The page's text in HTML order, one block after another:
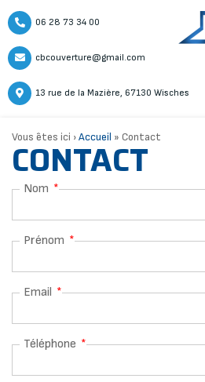
06 28 73 34 00
cbcouverture@gmail.com
13 rue de la Mazière, 67130 Wisches
Vous êtes ici ›Accueil » Contact
CONTACT
Nom
Prénom
Email
Téléphone